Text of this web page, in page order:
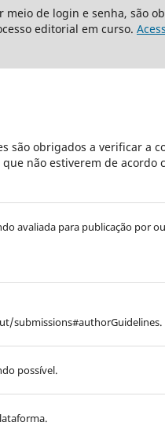
meio de login e senha, são
editorial em curso.
são obrigados a verificar a
não estiverem de acordo
avaliada para publicação por
submissions#authorGuidelines.
possível.